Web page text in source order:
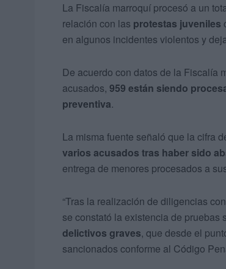
La Fiscalía marroquí procesó a un
relación con las protestas juveniles
en algunos incidentes violentos y
De acuerdo con datos de la Fiscalía
acusados, 959 están siendo
preventiva.
La misma fuente señaló que la cifra
varios acusados tras haber sido
entrega de menores procesados a
“Tras la realización de diligencias
se constató la existencia de
delictivos graves, que desde el
sancionados conforme al Código